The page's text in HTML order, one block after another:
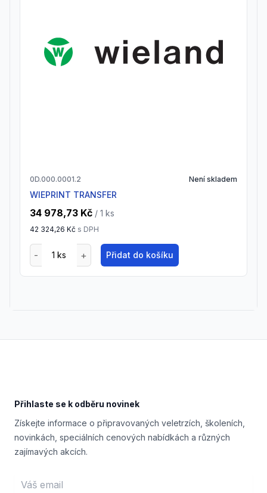
0D.000.0001.2 Není skladem
WIEPRINT TRANSFER
34 978,73 Kč / 1 ks
42 324,26 Kč s DPH
Přidat do košíku
Přihlaste se k odběru novinek
Získejte informace o připravovaných veletrzích, školeních,
novinkách, speciálních cenových nabídkách a různých
zajímavých akcích.
Email address